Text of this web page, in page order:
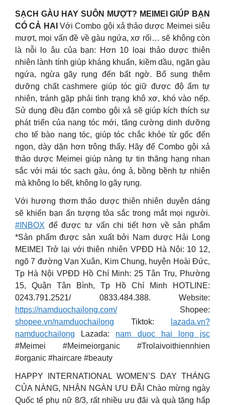
SẠCH GÀU HAY SUÔN MƯỢT? MEIMEI GIÚP BẠN
CÓ CẢ HAI Với Combo gội xả thảo dược Meimei siêu
mượt, mọi vấn đề về gàu ngứa, xơ rối… sẽ không còn
là nỗi lo âu của bạn: Hơn 10 loại thảo dược thiên
nhiên lành tính giúp kháng khuẩn, kiềm dầu, ngăn gàu
ngứa, ngừa gãy rụng đến bất ngờ. Bổ sung thêm
dưỡng chất cashmere giúp tóc giữ được độ ẩm tự
nhiên, tránh gặp phải tình trạng khô xơ, khó vào nếp.
Sử dụng đều đặn combo gội xả sẽ giúp kích thích sự
phát triển của nang tóc mới, tăng cường dinh dưỡng
cho tế bào nang tóc, giúp tóc chắc khỏe từ gốc đến
ngọn, dày dặn hơn trông thấy. Hãy để Combo gội xả
thảo dược Meimei giúp nàng tự tin thăng hạng nhan
sắc với mái tóc sạch gàu, óng ả, bồng bềnh tự nhiên
mà không lo bết, không lo gãy rụng.
Với hương thơm thảo dược thiên nhiên duyên dáng
sẽ khiến bạn ấn tượng tỏa sắc trong mắt mọi người.
#INBOX để được tư vấn chi tiết hơn về sản phẩm
*Sản phẩm được sản xuất bởi Nam dược Hải Long
MEIMEI Trở lại với thiên nhiên VPĐD Hà Nội: 10 12,
ngõ 7 đường Vạn Xuân, Kim Chung, huyện Hoài Đức,
Tp Hà Nội VPĐD Hồ Chí Minh: 25 Tân Trụ, Phường
15, Quận Tân Bình, Tp Hồ Chí Minh HOTLINE:
0243.791.2521/ 0833.484.388. Website:
https://namduochailong.com/Shopee:
shopee.vn/namduochailong Tiktok:
lazada.vn?
namduochailong Lazada: nam duoc hai long jsc
#Meimei #Meimeiorganic #Trolaivoithiennhien
#organic #haircare #beauty
HAPPY INTERNATIONAL WOMEN’S DAY THÁNG
CỦA NÀNG, NHẬN NGÀN ƯU ĐÃI Chào mừng ngày
Quốc tế phụ nữ 8/3, rất nhiều ưu đãi và quà tặng hấp